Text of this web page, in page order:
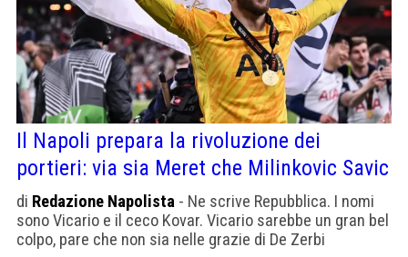
Il Napoli prepara la rivoluzione dei
portieri: via sia Meret che Milinkovic Savic
di Redazione Napolista - Ne scrive Repubblica. I nomi
sono Vicario e il ceco Kovar. Vicario sarebbe un gran bel
colpo, pare che non sia nelle grazie di De Zerbi